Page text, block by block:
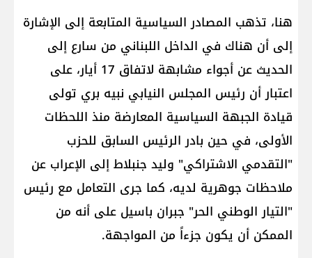
هنا، تذهب المصادر السياسية المتابعة إلى الإشارة
إلى أن هناك في الداخل اللبناني من سارع إلى
الحديث عن أجواء مشابهة لاتفاق 17 أيار، على
اعتبار أن رئيس المجلس النيابي ​نبيه بري​ تولى
قيادة الجبهة السياسية المعارضة منذ اللحظات
الأولى، في حين بادر الرئيس السابق للحزب
"التقدمي الاشتراكي" ​وليد جنبلاط​ إلى الإعراب عن
ملاحظات جوهرية لديه، كما جرى التعامل مع رئيس
"التيار الوطني الحر" ​جبران باسيل​ على أنه من
الممكن أن يكون جزءاً من المواجهة.